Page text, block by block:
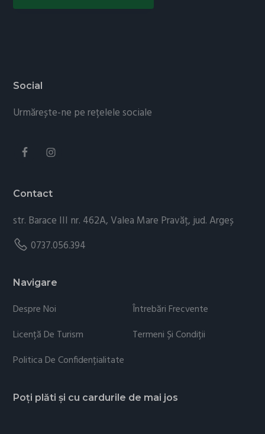
Footer
Social
Urmărește-ne pe rețelele sociale
Contact
str. Barace III nr. 462A, Valea Mare Pravăț, jud. Argeș
0737.056.394
Navigare
Despre Noi
Întrebări Frecvente
Licență De Turism
Termeni Și Condiții
Politica De Confidențialitate
Poți plăti și cu cardurile de mai jos